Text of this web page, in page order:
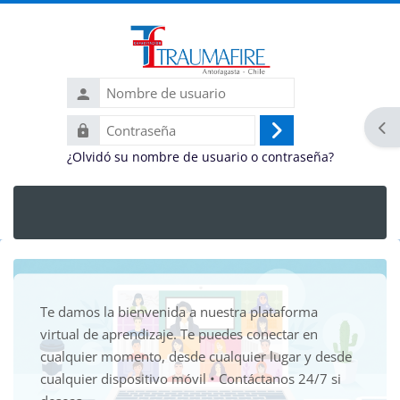
Nombre
de
usuario
Contraseña
Iniciar
sesión
(ingresar)
¿Olvidó su nombre de usuario o contraseña?
Te damos la bienvenida a nuestra plataforma
virtual de aprendizaje. Te puedes conectar en
cualquier momento, desde cualquier lugar y desde
cualquier dispositivo móvil • Contáctanos 24/7 si